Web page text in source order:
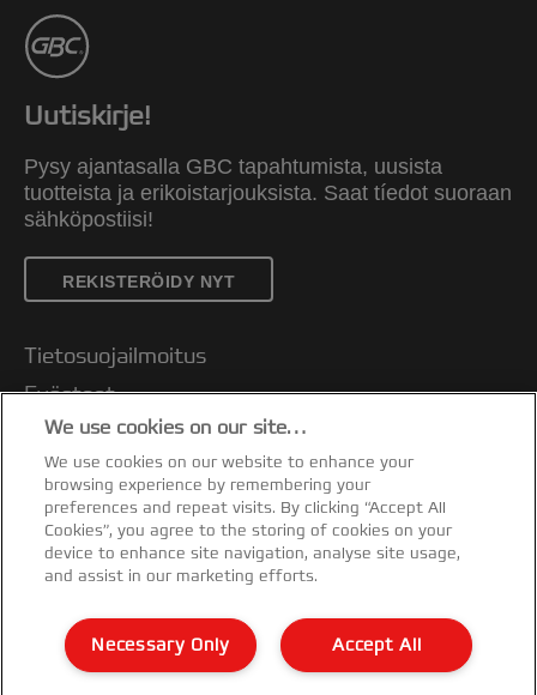
Uutiskirje!
Pysy ajantasalla GBC tapahtumista, uusista
tuotteista ja erikoistarjouksista. Saat tíedot suoraan
sähköpostiisi!
REKISTERÖIDY NYT
Tietosuojailmoitus
Evästeet
Oikeudellinen huomautus
Jälki
Asiakastuki
Hallitse tietojani
Vaatimustenmukaisuusvakuutukset
Takuuehdot
Sivukartta
We use cookies on our site…
We use cookies on our website to enhance your
browsing experience by remembering your
preferences and repeat visits. By clicking “Accept All
Cookies”, you agree to the storing of cookies on your
device to enhance site navigation, analyse site usage,
and assist in our marketing efforts.
Accept All
Necessary Only